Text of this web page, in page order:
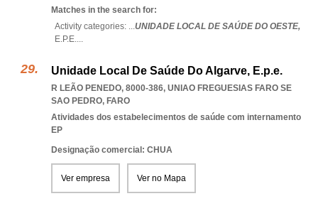
Matches in the search for:
Activity categories: ...UNIDADE LOCAL DE SAÚDE DO OESTE,
E.P.E....
Unidade Local De Saúde Do Algarve, E.p.e.
R LEÃO PENEDO, 8000-386, UNIAO FREGUESIAS FARO SE
SAO PEDRO, FARO
Atividades dos estabelecimentos de saúde com internamento
EP
Designação comercial: CHUA
Ver empresa Ver no Mapa